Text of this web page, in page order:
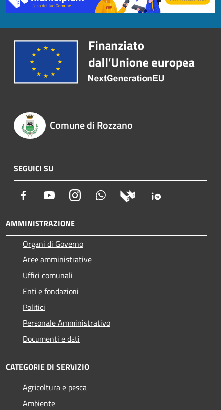
Comune di Rozzano
SEGUICI SU
Facebook YoutubeInstagram Whatsapp
AMMINISTRAZIONE
Organi di Governo
Aree amministrative
Uffici comunali
Enti e fondazioni
Politici
Personale Amministrativo
Documenti e dati
CATEGORIE DI SERVIZIO
Agricoltura e pesca
Ambiente